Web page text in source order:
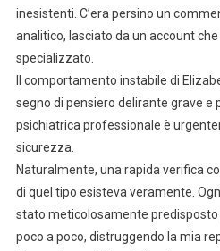
inesistenti. C’era persino un
analitico, lasciato da un account
specializzato.
Il comportamento instabile di
segno di pensiero delirante grave e
psichiatrica professionale è
sicurezza.
Naturalmente, una rapida verifica
di quel tipo esisteva veramente.
stato meticolosamente
poco a poco, distruggendo la mia